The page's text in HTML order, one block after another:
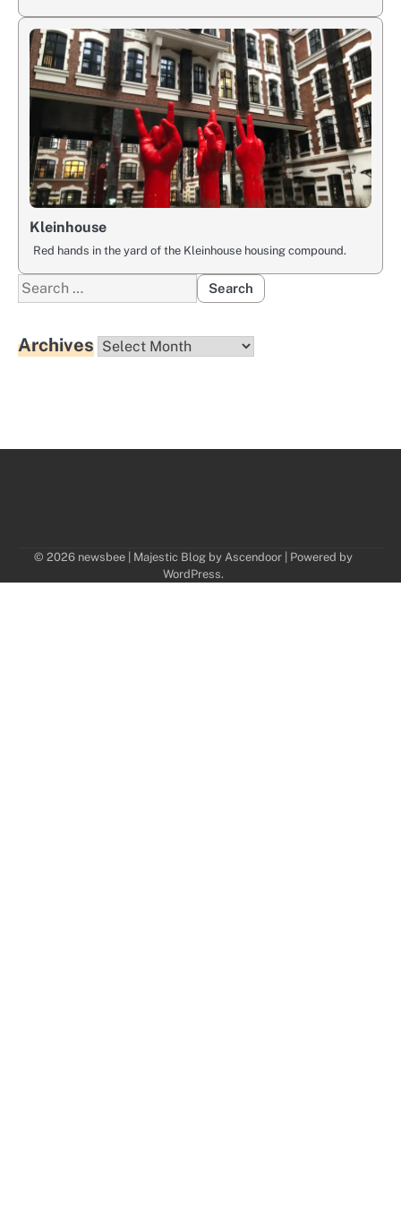
Kleinhouse
Red hands in the yard of the Kleinhouse housing compound.
Search
for:
Archives Archives
© 2026 newsbee | Majestic Blog by Ascendoor | Powered by
WordPress.